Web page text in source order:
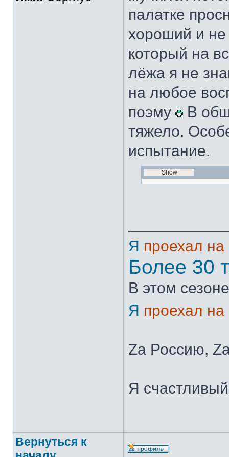
палатке
хороший и
который на
лёжа я не
на любое
поэму
В
тяжело.
испытание.
Я проехал на
Более 30
В этом
Я проехал на
Zа Россию,
Я
Вернуться к